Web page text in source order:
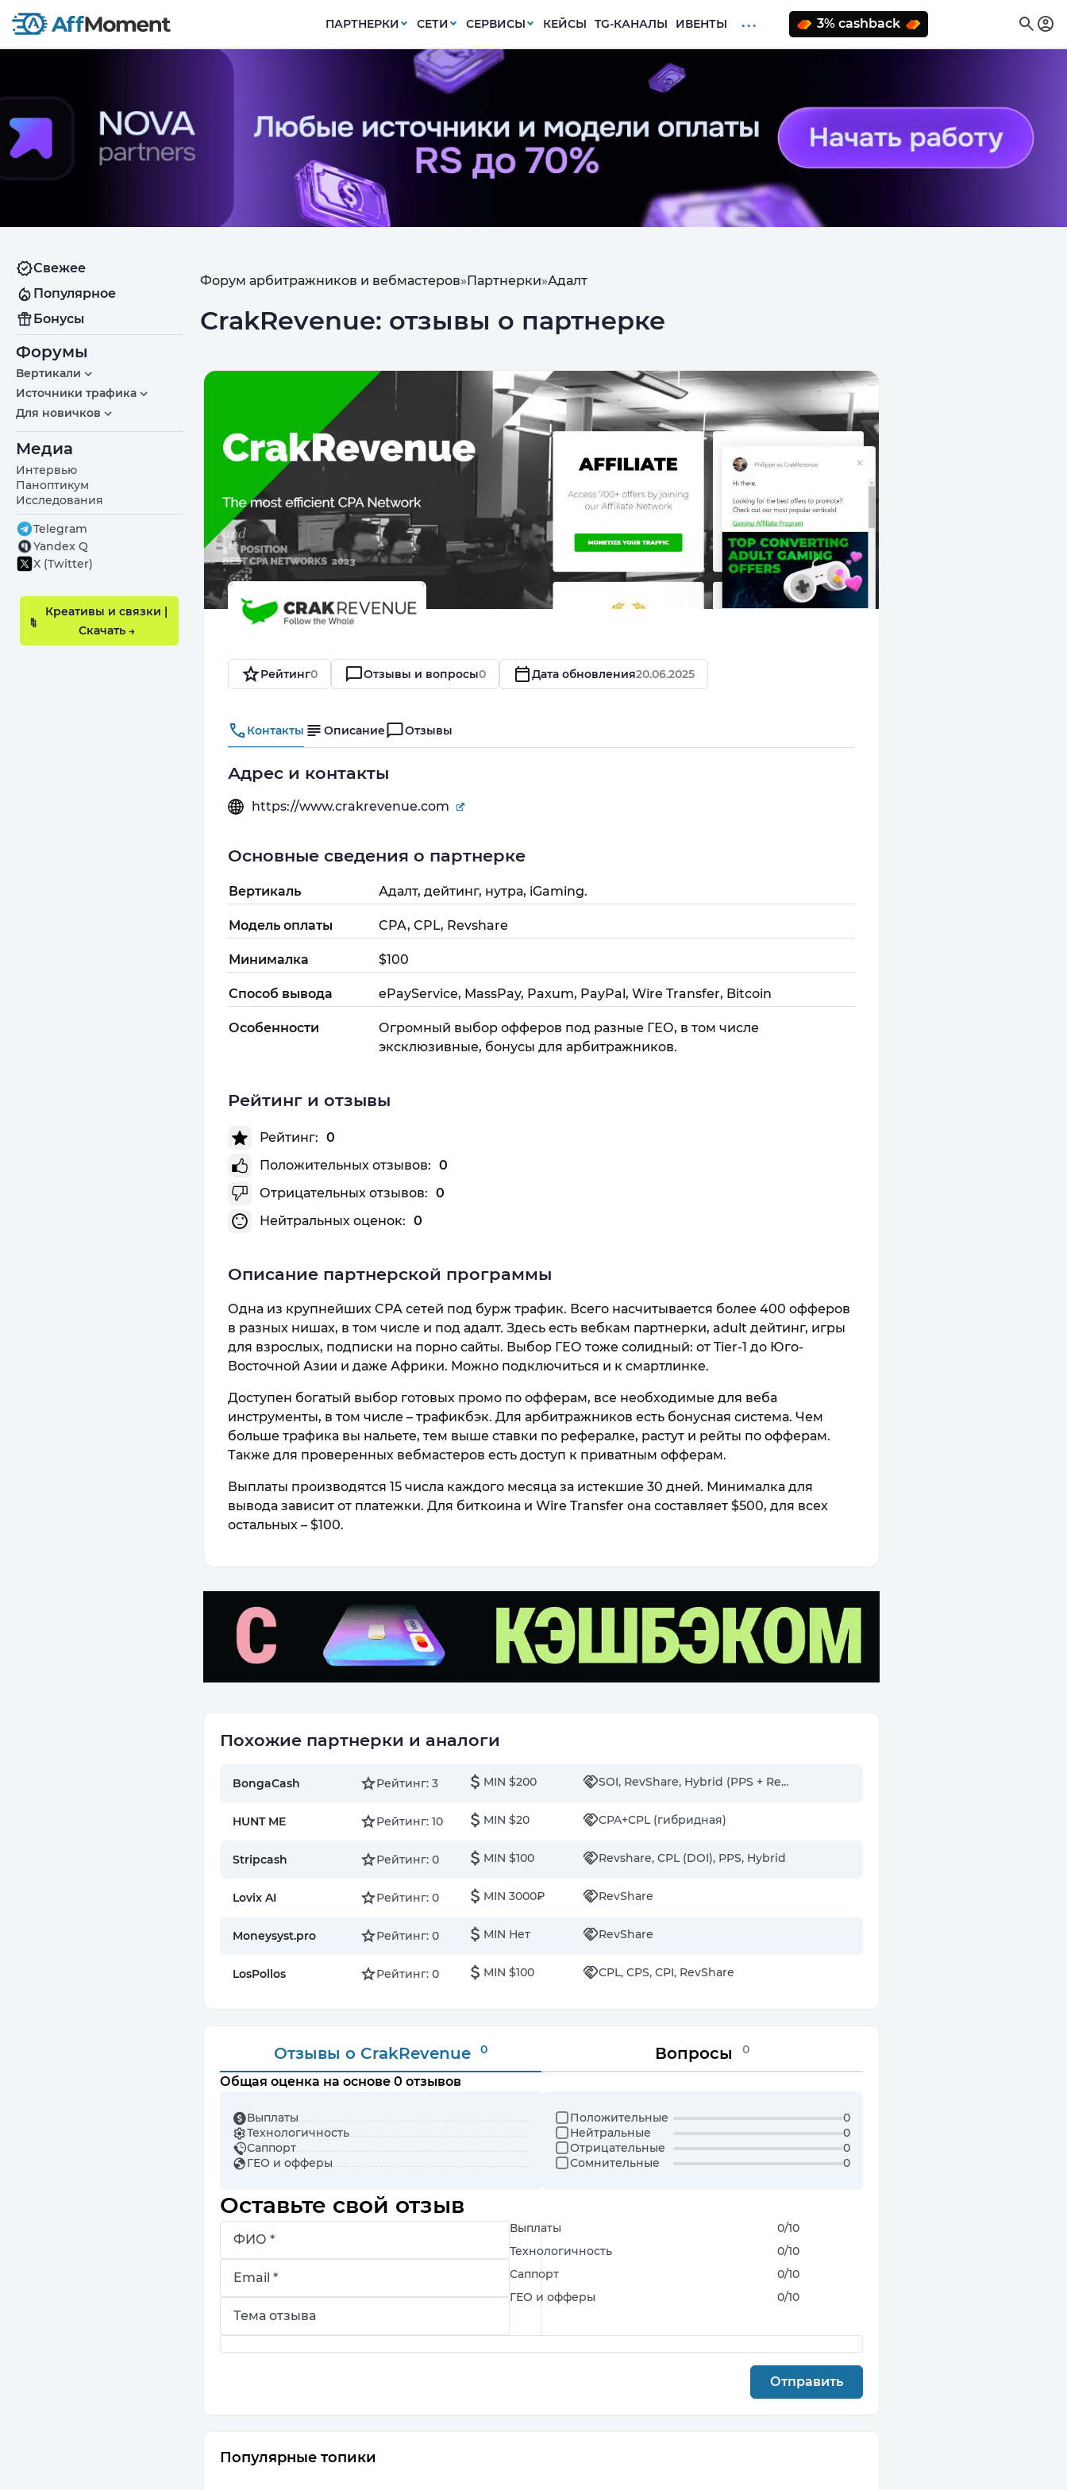
ПАРТНЕРКИ СЕТИ СЕРВИСЫ КЕЙСЫ TG-КАНАЛЫ ИВЕНТЫ . . . 3% cashback
Свежее
Популярное
Бонусы
Форумы
Вертикали
Источники трафика
Для новичков
Медиа
Интервью
Паноптикум
Исследования
Telegram
Yandex Q
X (Twitter)
Креативы и связки |
Скачать →
Форум арбитражников и вебмастеров»Партнерки»Адалт
CrakRevenue: отзывы о партнерке
Рейтинг0 Отзывы и вопросы0 Дата обновления20.06.2025
Контакты Описание Отзывы
Адрес и контакты
https://www.crakrevenue.com
Основные сведения о партнерке
Вертикаль Адалт, дейтинг, нутра, iGaming.
Модель оплаты CPA, CPL, Revshare
Минималка $100
Способ вывода ePayService, MassPay, Paxum, PayPal, Wire Transfer, Bitcoin
Особенности
Огромный выбор офферов под разные ГЕО, в том числе
эксклюзивные, бонусы для арбитражников.
Рейтинг и отзывы
Рейтинг: 0
Положительных отзывов: 0
Отрицательных отзывов: 0
Нейтральных оценок: 0
Описание партнерской программы
Одна из крупнейших CPA сетей под бурж трафик. Всего насчитывается более 400 офферов
в разных нишах, в том числе и под адалт. Здесь есть вебкам партнерки, adult дейтинг, игры
для взрослых, подписки на порно сайты. Выбор ГЕО тоже солидный: от Tier-1 до Юго-
Восточной Азии и даже Африки. Можно подключиться и к смартлинке.
Доступен богатый выбор готовых промо по офферам, все необходимые для веба
инструменты, в том числе – трафикбэк. Для арбитражников есть бонусная система. Чем
больше трафика вы нальете, тем выше ставки по рефералке, растут и рейты по офферам.
Также для проверенных вебмастеров есть доступ к приватным офферам.
Выплаты производятся 15 числа каждого месяца за истекшие 30 дней. Минималка для
вывода зависит от платежки. Для биткоина и Wire Transfer она составляет $500, для всех
остальных – $100.
Похожие партнерки и аналоги
BongaCash Рейтинг: 3 MIN $200 SOI, RevShare, Hybrid (PPS + Re...
HUNT ME Рейтинг: 10 MIN $20 CPA+CPL (гибридная)
Stripcash Рейтинг: 0 MIN $100 Revshare, CPL (DOI), PPS, Hybrid
Lovix AI Рейтинг: 0 MIN 3000₽ RevShare
Moneysyst.pro Рейтинг: 0 MIN Нет RevShare
LosPollos Рейтинг: 0 MIN $100 CPL, CPS, CPI, RevShare
Отзывы о CrakRevenue 0 Вопросы 0
Общая оценка на основе 0 отзывов
Выплаты
Технологичность
Саппорт
ГЕО и офферы
Положительные
0
Нейтральные
0
Отрицательные
0
Сомнительные
0
Оставьте свой отзыв
Выплаты 0/10
Технологичность
0/10
Саппорт
0/10
ГЕО и офферы
0/10
Популярные топики